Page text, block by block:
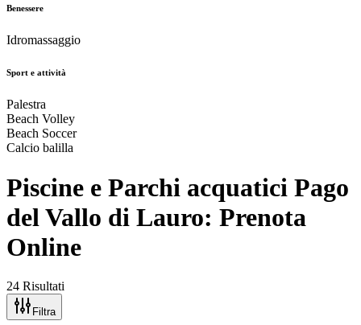
Benessere
Idromassaggio
Sport e attività
Palestra
Beach Volley
Beach Soccer
Calcio balilla
Piscine e Parchi acquatici Pago
del Vallo di Lauro: Prenota
Online
24 Risultati
Filtra